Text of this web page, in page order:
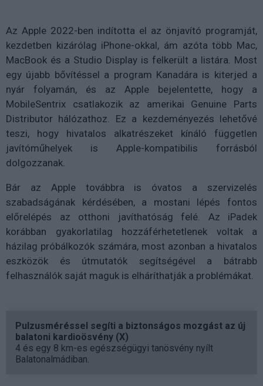
Az Apple 2022-ben indította el az önjavító programját,
kezdetben kizárólag iPhone-okkal, ám azóta több Mac,
MacBook és a Studio Display is felkerült a listára. Most
egy újabb bővítéssel a program Kanadára is kiterjed a
nyár folyamán, és az Apple bejelentette, hogy a
MobileSentrix csatlakozik az amerikai Genuine Parts
Distributor hálózathoz. Ez a kezdeményezés lehetővé
teszi, hogy hivatalos alkatrészeket kínáló független
javítóműhelyek is Apple-kompatibilis forrásból
dolgozzanak.
Bár az Apple továbbra is óvatos a szervizelés
szabadságának kérdésében, a mostani lépés fontos
előrelépés az otthoni javíthatóság felé. Az iPadek
korábban gyakorlatilag hozzáférhetetlenek voltak a
házilag próbálkozók számára, most azonban a hivatalos
eszközök és útmutatók segítségével a bátrabb
felhasználók saját maguk is elháríthatják a problémákat.
Pulzusméréssel segíti a biztonságos mozgást az új
balatoni kardioösvény (X)
4 és egy 8 km-es egészségügyi tanösvény nyílt
Balatonalmádiban.